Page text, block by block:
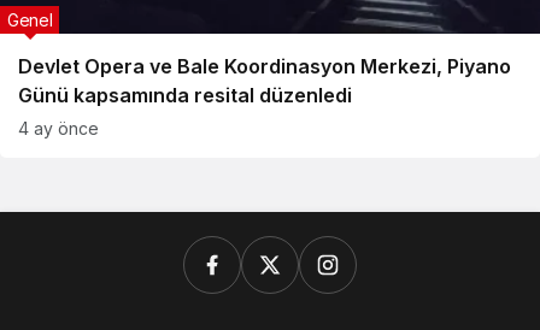
Devlet Opera ve Bale Koordinasyon Merkezi, Piyano
Günü kapsamında resital düzenledi
Genel
4 ay önce